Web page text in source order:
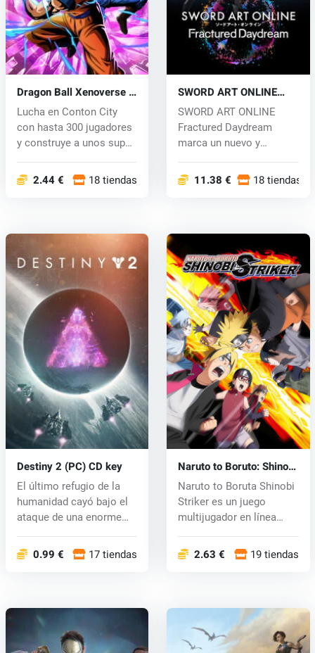
Dragon Ball Xenoverse 2
(PC) CD key
Lucha en Conton City
con hasta 300 jugadores
y construye a unos super
2.44 € 18 tiendas
SWORD ART ONLINE
Fractured Daydream
(PC) key
SWORD ART ONLINE
Fractured Daydream
marca un nuevo y
11.38 € 18 tiendas
Destiny 2 (PC) CD key
El último refugio de la
humanidad cayó bajo el
ataque de una enorme
0.99 € 17 tiendas
Naruto to Boruto: Shinobi
Striker (PC) CD key
Naruto to Boruta Shinobi
Striker es un juego
multijugador en línea
2.63 € 19 tiendas